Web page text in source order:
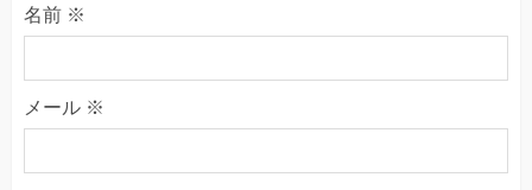
名前 ※
メール ※